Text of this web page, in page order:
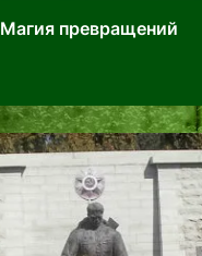
Магия превращений